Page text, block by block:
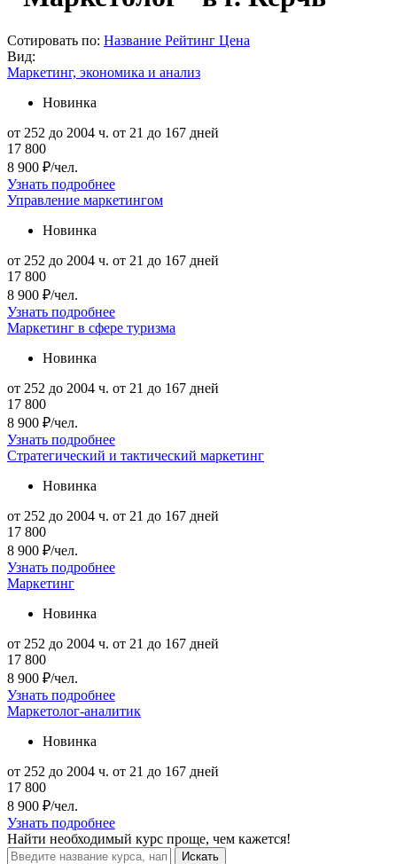
Сотировать по: Название Рейтинг Цена
Вид:
Маркетинг, экономика и анализ
Новинка
от 252 до 2004 ч. от 21 до 167 дней
17 800
8 900 ₽/чел.
Узнать подробнее
Управление маркетингом
Новинка
от 252 до 2004 ч. от 21 до 167 дней
17 800
8 900 ₽/чел.
Узнать подробнее
Маркетинг в сфере туризма
Новинка
от 252 до 2004 ч. от 21 до 167 дней
17 800
8 900 ₽/чел.
Узнать подробнее
Стратегический и тактический маркетинг
Новинка
от 252 до 2004 ч. от 21 до 167 дней
17 800
8 900 ₽/чел.
Узнать подробнее
Маркетинг
Новинка
от 252 до 2004 ч. от 21 до 167 дней
17 800
8 900 ₽/чел.
Узнать подробнее
Маркетолог-аналитик
Новинка
от 252 до 2004 ч. от 21 до 167 дней
17 800
8 900 ₽/чел.
Узнать подробнее
Найти необходимый курс проще, чем кажется!
Искать